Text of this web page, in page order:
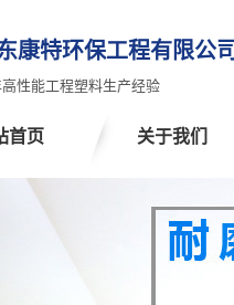
康特环保工程有限公司
高性能工程塑料生产经验
首页 关于我们